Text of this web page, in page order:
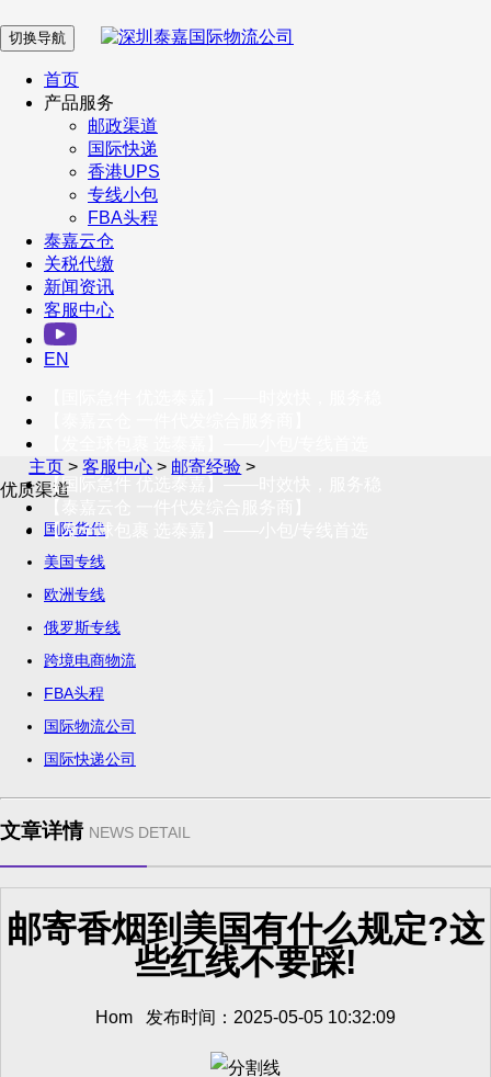
在 线 客 服
企业微信
订阅号
客户服务热线
400-098-5699
联系我们
切换导航
首页
产品服务
邮政渠道
国际快递
香港UPS
专线小包
FBA头程
泰嘉云仓
关税代缴
新闻资讯
客服中心
EN
【国际急件 优选泰嘉】——时效快，服务稳
【发全球包裹 选泰嘉】——小包/专线首选
主页 >客服中心 > 邮寄经验 >
优质渠道
国际货代
美国专线
欧洲专线
俄罗斯专线
跨境电商物流
FBA头程
国际物流公司
国际快递公司
文章详情 NEWS DETAIL
邮寄香烟到美国有什么规定?这
些红线不要踩!
Hom 发布时间：2025-05-05 10:32:09